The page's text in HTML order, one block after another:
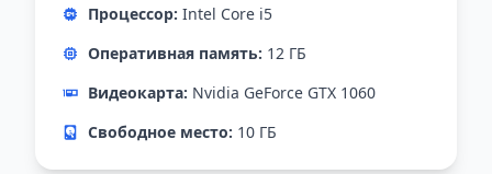
Процессор: Intel Core i5
Оперативная память: 12 ГБ
Видеокарта: Nvidia GeForce GTX 1060
Свободное место: 10 ГБ